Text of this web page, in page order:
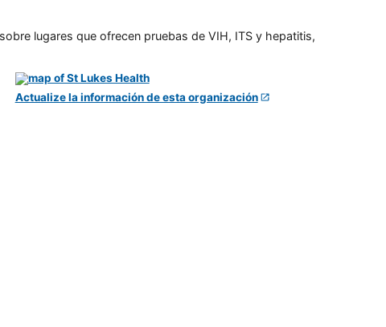
lugares que ofrecen pruebas de VIH, ITS y hepatitis,
Actualize la información de esta organización